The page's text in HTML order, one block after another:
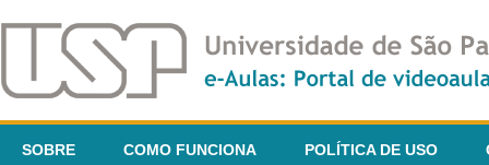
SOBRE COMO FUNCIONA POLÍTICA DE USO